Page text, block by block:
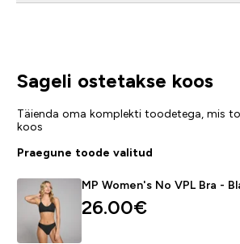
Sageli ostetakse koos
Täienda oma komplekti toodetega, mis
koos
Praegune toode valitud
MP Women's No VPL Bra -
26.00€‎